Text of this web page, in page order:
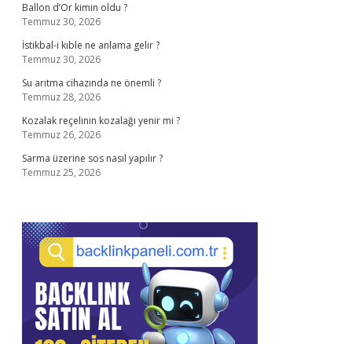
Ballon d’Or kimin oldu ?
Temmuz 30, 2026
İstikbal-i kıble ne anlama gelir ?
Temmuz 30, 2026
Su arıtma cihazında ne önemli ?
Temmuz 28, 2026
Kozalak reçelinin kozalağı yenir mi ?
Temmuz 26, 2026
Sarma üzerine sos nasıl yapılır ?
Temmuz 25, 2026